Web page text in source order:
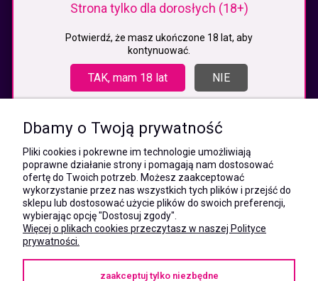
NIP:5532412527
REGON:241846517
ul. Świętej Jadwigi Śląskiej 13,
34-300 Sienna
(Mateusz)
kom.:
731 805 731
(Monika)
e-mail:
kontakt@megaxshop.pl
Podaj swój adres e-mail aby otrzymywać kupony rabatowe na zakupy
Strona tylko dla dorosłych (18+)
Potwierdź, że masz ukończone 18 lat, aby
kontynuować.
TAK, mam 18 lat NIE
Dbamy o Twoją prywatność
Pliki cookies i pokrewne im technologie umożliwiają
poprawne działanie strony i pomagają nam dostosować
ofertę do Twoich potrzeb. Możesz zaakceptować
wykorzystanie przez nas wszystkich tych plików i przejść do
sklepu lub dostosować użycie plików do swoich preferencji,
wybierając opcję "Dostosuj zgody".
Więcej o plikach cookies przeczytasz w naszej Polityce
prywatności.
zaakceptuj tylko niezbędne